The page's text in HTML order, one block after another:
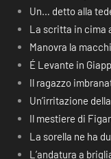
Un… detto alla
La scritta in cima
Manovra la
É Levante in
Il ragazzo
Un’irritazione
Il mestiere di
La sorella ne ha
L’andatura a